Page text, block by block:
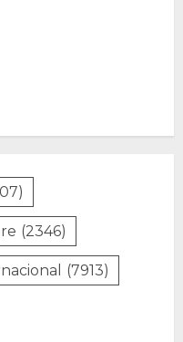
(2346)
(7913)